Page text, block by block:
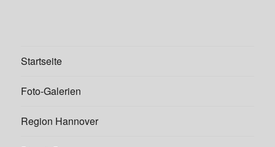
Startseite
Foto-Galerien
Region Hannover